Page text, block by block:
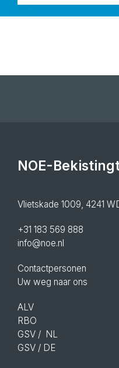
NOE-
Vlietskade 1009, 4241
+31 183 569 888
info@noe.nl
Contactpersonen
Uw weg naar ons
ALV
RBO
GSV / NL
GSV / DE